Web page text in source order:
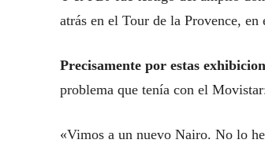
atrás en el Tour de la Provence,
Precisamente por estas
problema que tenía con el
«Vimos a un nuevo Nairo. No lo